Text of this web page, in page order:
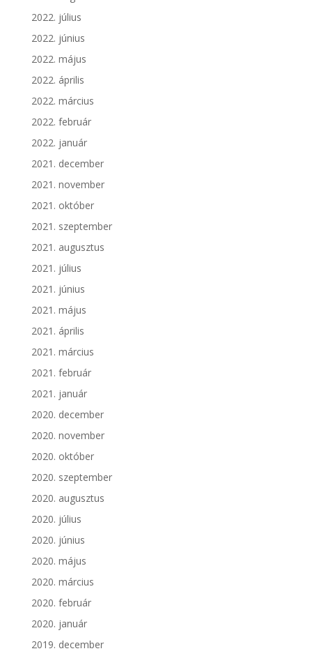
2022. július
2022. június
2022. május
2022. április
2022. március
2022. február
2022. január
2021. december
2021. november
2021. október
2021. szeptember
2021. augusztus
2021. július
2021. június
2021. május
2021. április
2021. március
2021. február
2021. január
2020. december
2020. november
2020. október
2020. szeptember
2020. augusztus
2020. július
2020. június
2020. május
2020. március
2020. február
2020. január
2019. december